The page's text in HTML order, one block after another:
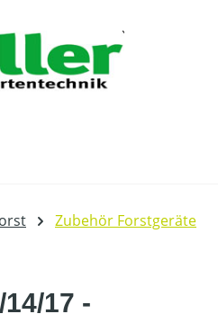
Zubehör Forstgeräte
17 -